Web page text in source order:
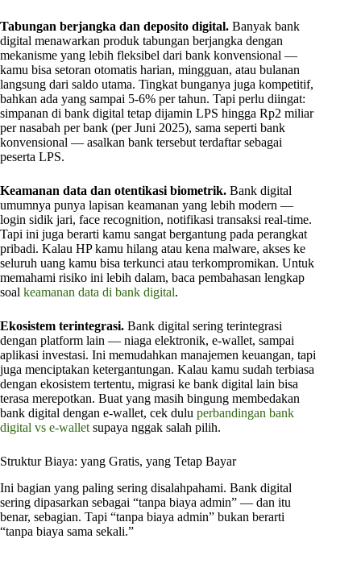
Tabungan berjangka dan deposito digital. Banyak bank
digital menawarkan produk tabungan berjangka dengan
mekanisme yang lebih fleksibel dari bank konvensional —
kamu bisa setoran otomatis harian, mingguan, atau bulanan
langsung dari saldo utama. Tingkat bunganya juga kompetitif,
bahkan ada yang sampai 5-6% per tahun. Tapi perlu diingat:
simpanan di bank digital tetap dijamin LPS hingga Rp2 miliar
per nasabah per bank (per Juni 2025), sama seperti bank
konvensional — asalkan bank tersebut terdaftar sebagai
peserta LPS.
Keamanan data dan otentikasi biometrik. Bank digital
umumnya punya lapisan keamanan yang lebih modern —
login sidik jari, face recognition, notifikasi transaksi real-time.
Tapi ini juga berarti kamu sangat bergantung pada perangkat
pribadi. Kalau HP kamu hilang atau kena malware, akses ke
seluruh uang kamu bisa terkunci atau terkompromikan. Untuk
memahami risiko ini lebih dalam, baca pembahasan lengkap
soal keamanan data di bank digital.
Ekosistem terintegrasi. Bank digital sering terintegrasi
dengan platform lain — niaga elektronik, e-wallet, sampai
aplikasi investasi. Ini memudahkan manajemen keuangan, tapi
juga menciptakan ketergantungan. Kalau kamu sudah terbiasa
dengan ekosistem tertentu, migrasi ke bank digital lain bisa
terasa merepotkan. Buat yang masih bingung membedakan
bank digital dengan e-wallet, cek dulu perbandingan bank
digital vs e-wallet supaya nggak salah pilih.
Struktur Biaya: yang Gratis, yang Tetap Bayar
Ini bagian yang paling sering disalahpahami. Bank digital
sering dipasarkan sebagai “tanpa biaya admin” — dan itu
benar, sebagian. Tapi “tanpa biaya admin” bukan berarti
“tanpa biaya sama sekali.”